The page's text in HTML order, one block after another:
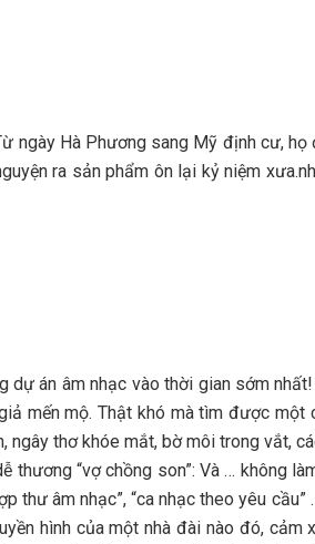
ngày Hà Phương sang Mỹ định cư,
ra sản phẩm ôn lại kỷ niệm
án âm nhạc vào thời gian sớm
mến mộ. Thật khó mà tìm được một
ngây thơ khóe mắt, bờ môi trong vắt,
thương “vợ chồng son”: Và … không
thư âm nhạc”, “ca nhạc theo yêu cầu”
hình của một nhà đài nào đó, cảm